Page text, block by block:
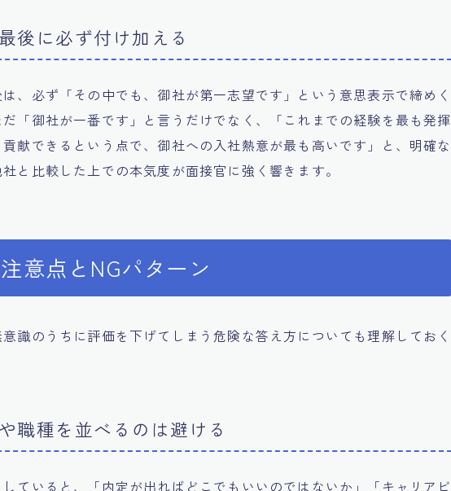
後に必ず付け加える
、必ず「その中でも、御社が第一志望です」という意思表示で締めく
「御社が一番です」と言うだけでなく、「これまでの経験を最も発揮
献できるという点で、御社への入社熱意が最も高いです」と、明確な
と比較した上での本気度が面接官に強く響きます。
意点とNGパターン
識のうちに評価を下げてしまう危険な答え方についても理解しておく
職種を並べるのは避ける
ていると、「内定が出ればどこでもいいのではないか」「キャリアビ